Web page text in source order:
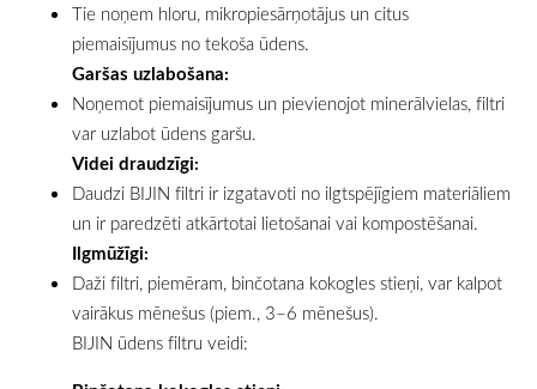
Tie noņem hloru, mikropiesārņotājus un citus
piemaisījumus no tekoša ūdens.
Garšas uzlabošana:
Noņemot piemaisījumus un pievienojot minerālvielas, filtri
var uzlabot ūdens garšu.
Videi draudzīgi:
Daudzi BIJIN filtri ir izgatavoti no ilgtspējīgiem materiāliem
un ir paredzēti atkārtotai lietošanai vai kompostēšanai.
Ilgmūžīgi:
Daži filtri, piemēram, binčotana kokogles stieņi, var kalpot
vairākus mēnešus (piem., 3–6 mēnešus).
BIJIN ūdens filtru veidi: